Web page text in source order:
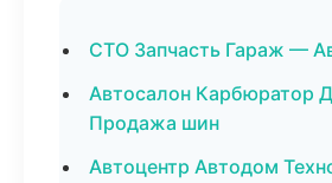
СТО Запчасть Гараж —
Автосалон Карбюратор
Продажа шин
Автоцентр Автодом